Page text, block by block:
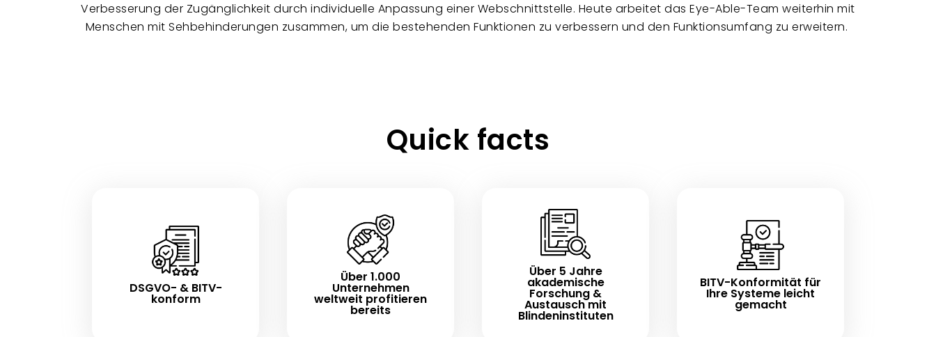
Verbesserung der Zugänglichkeit durch individuelle Anpassung einer Webschnittstelle. Heute arbeitet das Eye-Able-Team weiterhin mit
Menschen mit Sehbehinderungen zusammen, um die bestehenden Funktionen zu verbessern und den Funktionsumfang zu erweitern.
Quick facts
DSGVO- & BITV-
konform
Über 1.000
Unternehmen
weltweit profitieren
bereits
Über 5 Jahre
akademische
Forschung &
Austausch mit
Blindeninstituten
BITV-Konformität für
Ihre Systeme leicht
gemacht